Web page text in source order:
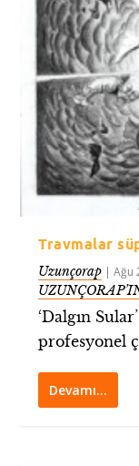
Travmalar
Uzunçorap |Ağu
‘Dalgın
profesyonel
Devamı…